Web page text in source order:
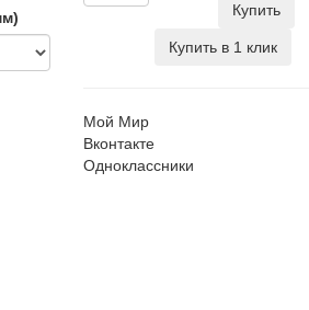
Купить
Купить в 1 клик
Мой Мир
Вконтакте
Одноклассники